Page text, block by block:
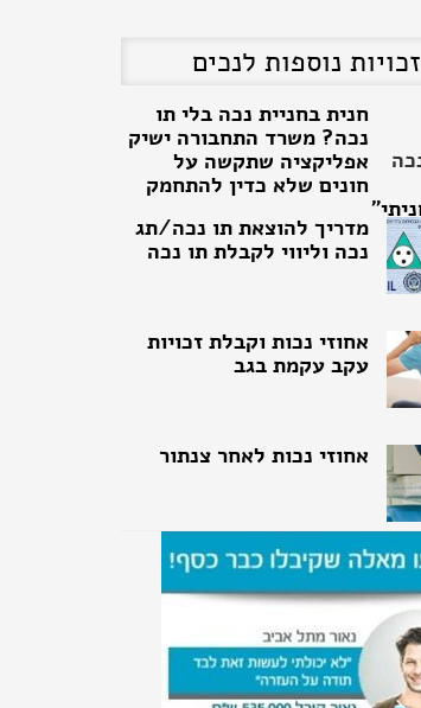
זכויות נוספות לנכים
מדריך להוצאת תו נכה/תג
נכה וליווי לקבלת תו נכה
אחוזי נכות וקבלת זכויות
עקב עקמת בגב
אחוזי נכות לאחר צנתור
בדיקה מחדש בגלל החמרת
קצבת נכות 2025
נכות נפשית